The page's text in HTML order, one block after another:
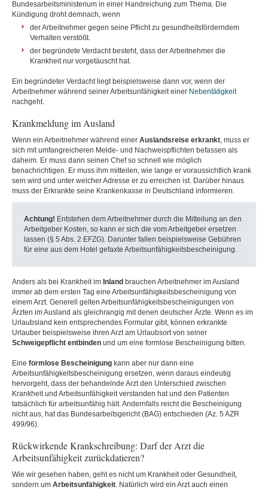
Bundesarbeitsministerium in einer Handreichung zum Thema. Die
Kündigung droht demnach, wenn
der Arbeitnehmer gegen seine Pflicht zu gesundheitsförderndem
Verhalten verstößt.
der begründete Verdacht besteht, dass der Arbeitnehmer die
Krankheit nur vorgetäuscht hat.
Ein begründeter Verdacht liegt beispielsweise dann vor, wenn der
Arbeitnehmer während seiner Arbeitsunfähigkeit einer Nebentätigkeit
nachgeht.
Krankmeldung im Ausland
Wenn ein Arbeitnehmer während einer Auslandsreise erkrankt, muss er
sich mit umfangreicheren Melde- und Nachweispflichten befassen als
daheim. Er muss dann seinen Chef so schnell wie möglich
benachrichtigen. Er muss ihm mitteilen, wie lange er voraussichtlich krank
sein wird und unter welcher Adresse er zu erreichen ist. Darüber hinaus
muss der Erkrankte seine Krankenkasse in Deutschland informieren.
Achtung! Entstehen dem Arbeitnehmer durch die Mitteilung an den
Arbeitgeber Kosten, so kann er sich die vom Arbeitgeber ersetzen
lassen (§ 5 Abs. 2 EFZG). Darunter fallen beispielsweise Gebühren
für eine aus dem Hotel gefaxte Arbeitsunfähigkeitsbescheinigung.
Anders als bei Krankheit im Inland brauchen Arbeitnehmer im Ausland
immer ab dem ersten Tag eine Arbeitsunfähigkeitsbescheinigung von
einem Arzt. Generell gelten Arbeitsunfähigkeitsbescheinigungen von
Ärzten im Ausland als gleichrangig mit denen deutscher Ärzte. Wenn es im
Urlaubsland kein entsprechendes Formular gibt, können erkrankte
Urlauber beispielsweise ihren Arzt am Urlaubsort von seiner
Schweigepflicht entbinden und um eine formlose Bescheinigung bitten.
Eine formlose Bescheinigung kann aber nur dann eine
Arbeitsunfähigkeitsbescheinigung ersetzen, wenn daraus eindeutig
hervorgeht, dass der behandelnde Arzt den Unterschied zwischen
Krankheit und Arbeitsunfähigkeit verstanden hat und den Patienten
tatsächlich für arbeitsunfähig hält. Andernfalls reicht die Bescheinigung
nicht aus, hat das Bundesarbeitsgericht (BAG) entschieden (Az. 5 AZR
499/96).
Rückwirkende Krankschreibung: Darf der Arzt die
Arbeitsunfähigkeit zurückdatieren?
Wie wir gesehen haben, geht es nicht um Krankheit oder Gesundheit,
sondern um Arbeitsunfähigkeit. Natürlich wird ein Arzt auch einen